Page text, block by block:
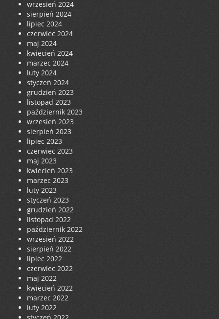
wrzesień 2024
sierpień 2024
lipiec 2024
czerwiec 2024
maj 2024
kwiecień 2024
marzec 2024
luty 2024
styczeń 2024
grudzień 2023
listopad 2023
październik 2023
wrzesień 2023
sierpień 2023
lipiec 2023
czerwiec 2023
maj 2023
kwiecień 2023
marzec 2023
luty 2023
styczeń 2023
grudzień 2022
listopad 2022
październik 2022
wrzesień 2022
sierpień 2022
lipiec 2022
czerwiec 2022
maj 2022
kwiecień 2022
marzec 2022
luty 2022